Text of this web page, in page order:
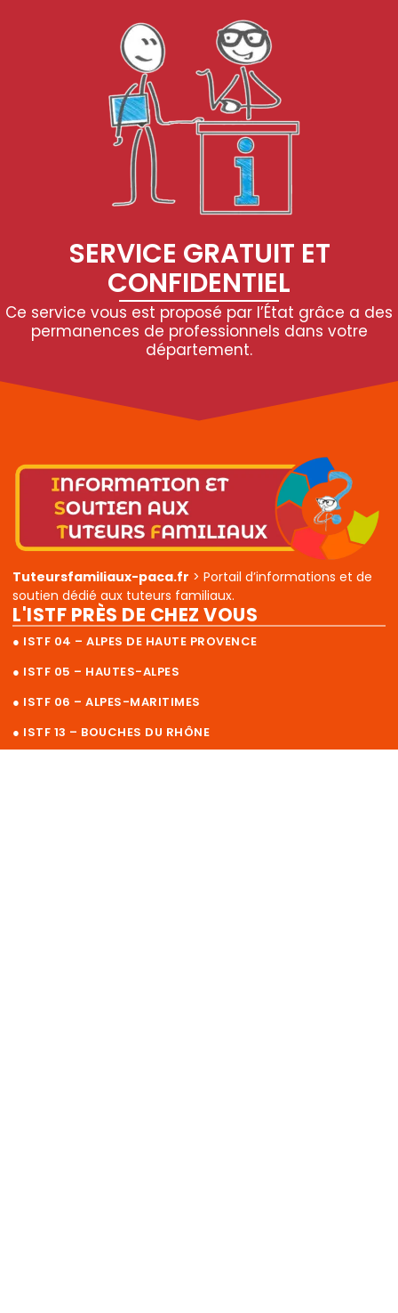
SERVICE GRATUIT ET
CONFIDENTIEL
Ce service vous est proposé par l’État grâce a des
permanences de professionnels dans votre
département.
Tuteursfamiliaux-paca.fr > Portail d’informations et de
soutien dédié aux tuteurs familiaux.
L'ISTF PRÈS DE CHEZ VOUS
● ISTF 04 – ALPES DE HAUTE PROVENCE
● ISTF 05 – HAUTES-ALPES
● ISTF 06 – ALPES-MARITIMES
● ISTF 13 – BOUCHES DU RHÔNE